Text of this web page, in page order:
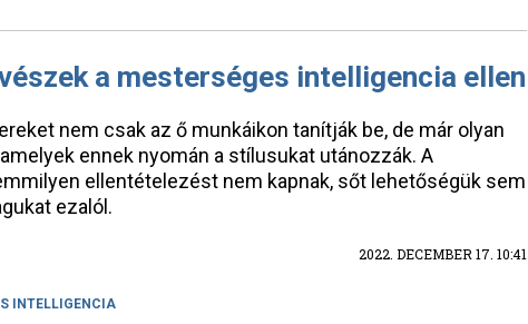
a mesterséges intelligencia ellen
nem csak az ő munkáikon tanítják be, de már olyan
ennek nyomán a stílusukat utánozzák. A
ellentételezést nem kapnak, sőt lehetőségük sem
ezalól.
2022. DECEMBER 17. 10:41
INTELLIGENCIA